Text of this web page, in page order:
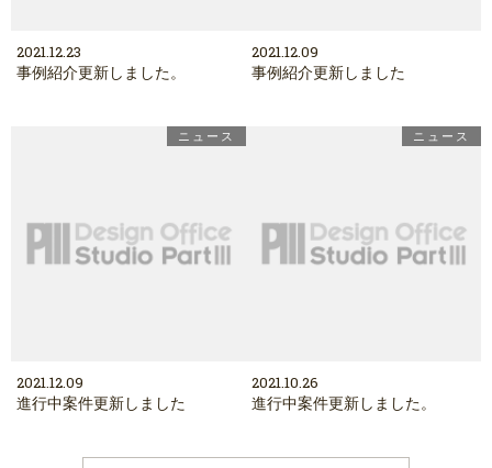
2021.12.23
事例紹介更新しました。
2021.12.09
事例紹介更新しました
ニュース
2021.12.09
進行中案件更新しました
ニュース
2021.10.26
進行中案件更新しました。